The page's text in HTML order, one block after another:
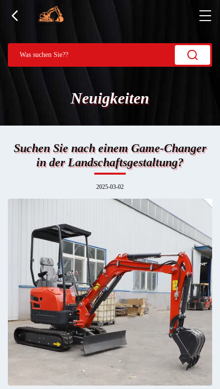
Neuigkeiten
Suchen Sie nach einem Game-Changer
in der Landschaftsgestaltung?
2025-03-02